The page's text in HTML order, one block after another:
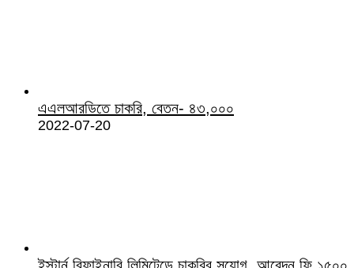
এএলআরডিতে চাকরি, বেতন- ৪৩,০০০
2022-07-20
ইস্টার্ন রিফাইনারি লিমিটেডে চাকরির সুযোগ, আবেদন ফি ১৫০০